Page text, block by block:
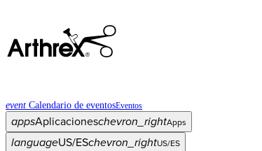
event Calendario de eventosEventos
appsAplicacioneschevron_rightApps
languageUS/ESchevron_rightUS/ES